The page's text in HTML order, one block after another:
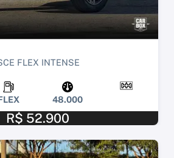
FLEX INTENSE
48.000
R$ 52.900